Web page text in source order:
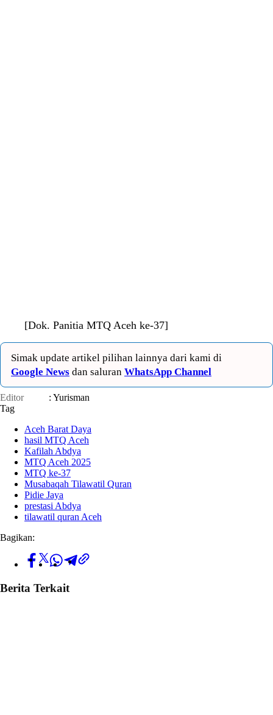
[Dok. Panitia MTQ Aceh ke-37]
Simak update artikel pilihan lainnya dari kami di
Google News dan saluran WhatsApp Channel
Editor
: Yurisman
Tag
Aceh Barat Daya
hasil MTQ Aceh
Kafilah Abdya
MTQ Aceh 2025
MTQ ke-37
Musabaqah Tilawatil Quran
Pidie Jaya
prestasi Abdya
tilawatil quran Aceh
Bagikan:
Berita Terkait